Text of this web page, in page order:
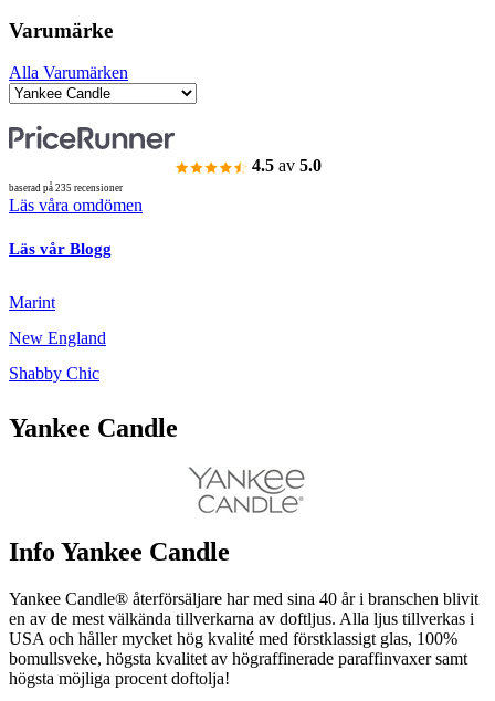
Varumärke
Alla Varumärken
4.5 av 5.0
baserad på 235 recensioner
Läs våra omdömen
Läs vår Blogg
Marint
New England
Shabby Chic
Yankee Candle
Info Yankee Candle
Yankee Candle® återförsäljare har med sina 40 år i branschen blivit
en av de mest välkända tillverkarna av doftljus. Alla ljus tillverkas i
USA och håller mycket hög kvalité med förstklassigt glas, 100%
bomullsveke, högsta kvalitet av högraffinerade paraffinvaxer samt
högsta möjliga procent doftolja!